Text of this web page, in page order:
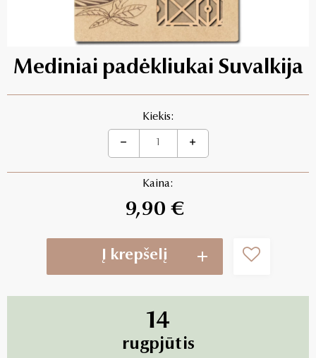
Mediniai padėkliukai Suvalkija
Kiekis:
Kaina:
9,90 €
Į krepšelį
14
rugpjūtis